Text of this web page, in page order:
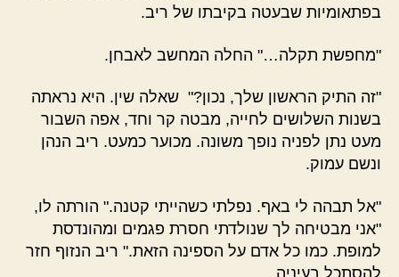
בפתאומיות שבעטה בקיבתו של ריב.
"מחפשת תקלה…" החלה המחשב לאבחן.
"זה התיק הראשון שלך, נכון?" שאלה שין. היא נראתה
בשנות השלושים לחייה, מבטה קר וחד, אפה השבור
מעט נתן לפניה נופך משונה. מכוער כמעט. ריב הנהן
ונשם עמוק.
"אל תבהה לי באף. נפלתי כשהייתי קטנה." הורתה לו,
"אני מבטיחה לך שנולדתי חסרת פגמים ומהונדסת
למופת. כמו כל אדם על הספינה הזאת." ריב הנזוף חזר
להסתכל בעיניה.